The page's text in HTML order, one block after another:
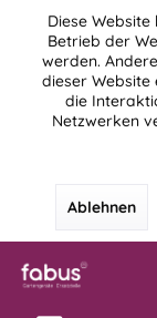
Diese
Betrieb der
werden.
dieser
die
Netzwerken
Ablehnen